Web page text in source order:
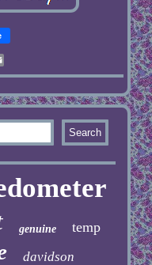
genuine temp
davidson